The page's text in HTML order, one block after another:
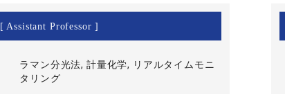
[ Assistant Professor ]
ラマン分光法, 計量化学, リアルタイムモニ
タリング